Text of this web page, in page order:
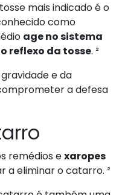
mais indicado é o
como
age no sistema
reflexo da tosse. ²
e da
a defesa
remédios exaropes
a eliminar o catarro. ²